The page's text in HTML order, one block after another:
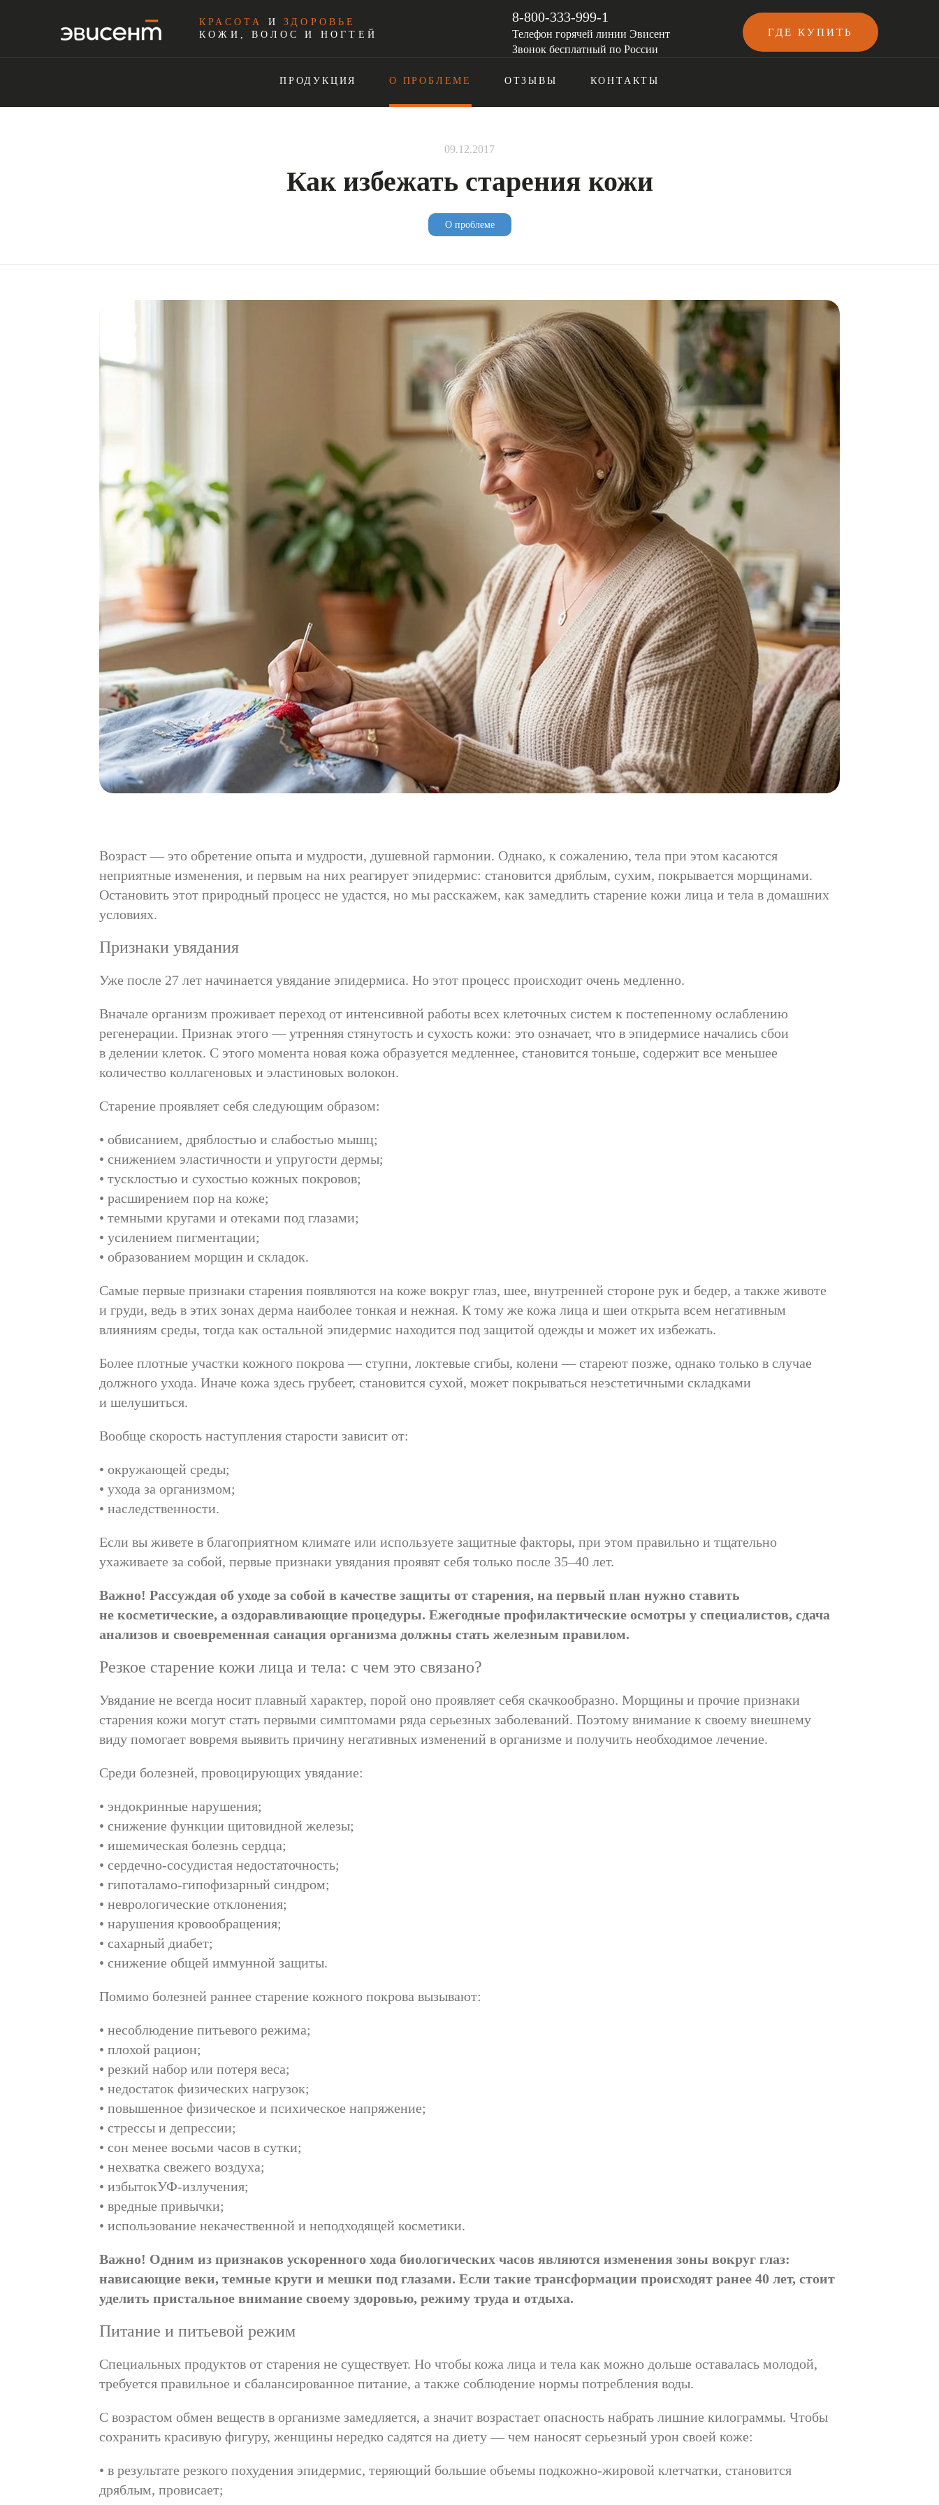
КРАСОТА ИЗДОРОВЬЕ
КОЖИ, ВОЛОС И НОГТЕЙ
8-800-333-999-1
Телефон горячей линии Эвисент
Звонок бесплатный по России
ГДЕ КУПИТЬ
ПРОДУКЦИЯ О ПРОБЛЕМЕ ОТЗЫВЫ КОНТАКТЫ
09.12.2017
Как избежать старения кожи
О проблеме
Возраст — это обретение опыта и мудрости, душевной гармонии. Однако, к сожалению, тела при этом касаются
неприятные изменения, и первым на них реагирует эпидермис: становится дряблым, сухим, покрывается морщинами.
Остановить этот природный процесс не удастся, но мы расскажем, как замедлить старение кожи лица и тела в домашних
условиях.
Признаки увядания
Уже после 27 лет начинается увядание эпидермиса. Но этот процесс происходит очень медленно.
Вначале организм проживает переход от интенсивной работы всех клеточных систем к постепенному ослаблению
регенерации. Признак этого — утренняя стянутость и сухость кожи: это означает, что в эпидермисе начались сбои
в делении клеток. С этого момента новая кожа образуется медленнее, становится тоньше, содержит все меньшее
количество коллагеновых и эластиновых волокон.
Старение проявляет себя следующим образом:
• обвисанием, дряблостью и слабостью мышц;
• снижением эластичности и упругости дермы;
• тусклостью и сухостью кожных покровов;
• расширением пор на коже;
• темными кругами и отеками под глазами;
• усилением пигментации;
• образованием морщин и складок.
Самые первые признаки старения появляются на коже вокруг глаз, шее, внутренней стороне рук и бедер, а также животе
и груди, ведь в этих зонах дерма наиболее тонкая и нежная. К тому же кожа лица и шеи открыта всем негативным
влияниям среды, тогда как остальной эпидермис находится под защитой одежды и может их избежать.
Более плотные участки кожного покрова — ступни, локтевые сгибы, колени — стареют позже, однако только в случае
должного ухода. Иначе кожа здесь грубеет, становится сухой, может покрываться неэстетичными складками
и шелушиться.
Вообще скорость наступления старости зависит от:
• окружающей среды;
• ухода за организмом;
• наследственности.
Если вы живете в благоприятном климате или используете защитные факторы, при этом правильно и тщательно
ухаживаете за собой, первые признаки увядания проявят себя только после 35–40 лет.
Важно! Рассуждая об уходе за собой в качестве защиты от старения, на первый план нужно ставить
не косметические, а оздоравливающие процедуры. Ежегодные профилактические осмотры у специалистов, сдача
анализов и своевременная санация организма должны стать железным правилом.
Резкое старение кожи лица и тела: с чем это связано?
Увядание не всегда носит плавный характер, порой оно проявляет себя скачкообразно. Морщины и прочие признаки
старения кожи могут стать первыми симптомами ряда серьезных заболеваний. Поэтому внимание к своему внешнему
виду помогает вовремя выявить причину негативных изменений в организме и получить необходимое лечение.
Среди болезней, провоцирующих увядание:
• эндокринные нарушения;
• снижение функции щитовидной железы;
• ишемическая болезнь сердца;
• сердечно-сосудистая недостаточность;
• гипоталамо-гипофизарный синдром;
• неврологические отклонения;
• нарушения кровообращения;
• сахарный диабет;
• снижение общей иммунной защиты.
Помимо болезней раннее старение кожного покрова вызывают:
• несоблюдение питьевого режима;
• плохой рацион;
• резкий набор или потеря веса;
• недостаток физических нагрузок;
• повышенное физическое и психическое напряжение;
• стрессы и депрессии;
• сон менее восьми часов в сутки;
• нехватка свежего воздуха;
• избытокУФ-излучения;
• вредные привычки;
• использование некачественной и неподходящей косметики.
Важно! Одним из признаков ускоренного хода биологических часов являются изменения зоны вокруг глаз:
нависающие веки, темные круги и мешки под глазами. Если такие трансформации происходят ранее 40 лет, стоит
уделить пристальное внимание своему здоровью, режиму труда и отдыха.
Питание и питьевой режим
Специальных продуктов от старения не существует. Но чтобы кожа лица и тела как можно дольше оставалась молодой,
требуется правильное и сбалансированное питание, а также соблюдение нормы потребления воды.
С возрастом обмен веществ в организме замедляется, а значит возрастает опасность набрать лишние килограммы. Чтобы
сохранить красивую фигуру, женщины нередко садятся на диету — чем наносят серьезный урон своей коже:
• в результате резкого похудения эпидермис, теряющий большие объемы подкожно-жировой клетчатки, становится
дряблым, провисает;